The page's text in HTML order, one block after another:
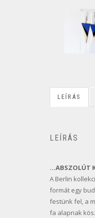
LEÍRÁS
LEÍRÁS
…ABSZOLÚT
A Berlin
formát egy
festünk fel, a
fa alapnak